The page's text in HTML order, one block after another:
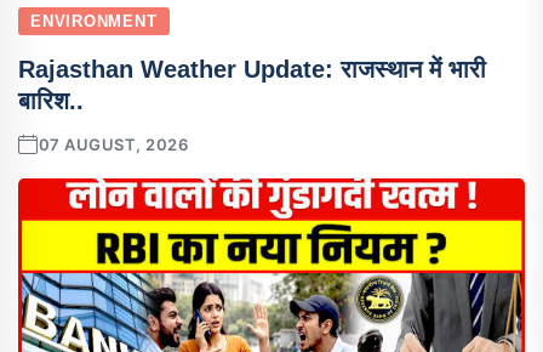
ENVIRONMENT
Rajasthan Weather Update: राजस्थान में भारी
बारिश..
07 AUGUST, 2026